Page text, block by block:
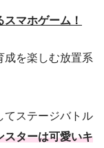
マホゲーム！
成を楽しむ放置系
てステージバトル
スターは可愛いキ